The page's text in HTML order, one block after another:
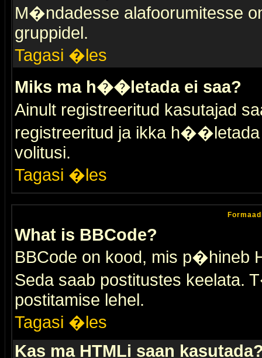
M�ndadesse alafoorumitesse
gruppidel.
Tagasi �les
Miks ma h��letada ei saa?
Ainult registreeritud kasutajad
registreeritud ja ikka h��letada
volitusi.
Tagasi �les
What is BBCode?
BBCode on kood, mis p�hineb
Seda saab postitustes keelata.
postitamise lehel.
Tagasi �les
Kas ma HTMLi saan